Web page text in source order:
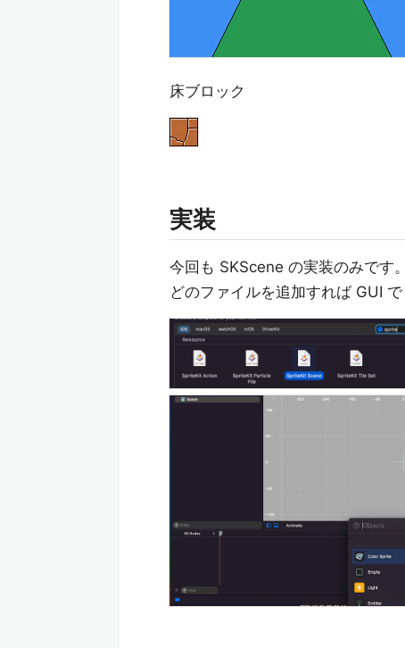
床ブロック
実装
今回も SKScene の実装のみです
どのファイルを追加すれば GUI で